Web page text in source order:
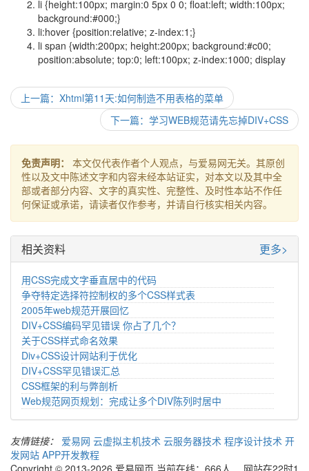
li {height:100px; margin:0 5px 0 0; float:left; width:100px;
background:#000;}
li:hover {position:relative; z-index:1;}
li span {width:200px; height:200px; background:#c00;
position:absolute; top:0; left:100px; z-index:1000; display
上一篇：Xhtml第11天:如何制造不用表格的菜单
下一篇：学习WEB规范请先忘掉DIV+CSS
免责声明：
本文仅代表作者个人观点，与爱易网无关。其原创
性以及文中陈述文字和内容未经本站证实，对本文以及其中全
部或者部分内容、文字的真实性、完整性、及时性本站不作任
何保证或承诺，请读者仅作参考，并请自行核实相关内容。
相关资料 更多>
用CSS完成文字垂直居中的代码
争夺特定选择符控制权的多个CSS样式表
2005年web规范开展回忆
DIV+CSS编码罕见错误 你占了几个？
关于CSS样式命名效果
Div+CSS设计网站利于优化
DIV+CSS罕见错误汇总
CSS框架的利与弊剖析
Web规范网页规划：完成让多个DIV陈列时居中
友情链接： 爱易网 云虚拟主机技术 云服务器技术 程序设计技术 开
发网站 APP开发教程
Copyright © 2013-2026 爱易网页 当前在线：666人 网站在22时1